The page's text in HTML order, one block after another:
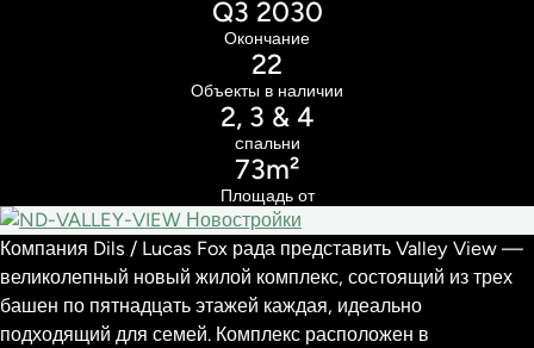
Q3 2030
Окончание
22
Объекты в наличии
2, 3 & 4
cпальни
73m²
Площадь от
Компания Dils / Lucas Fox рада представить Valley View —
великолепный новый жилой комплекс, состоящий из трех
башен по пятнадцать этажей каждая, идеально
подходящий для семей. Комплекс расположен в